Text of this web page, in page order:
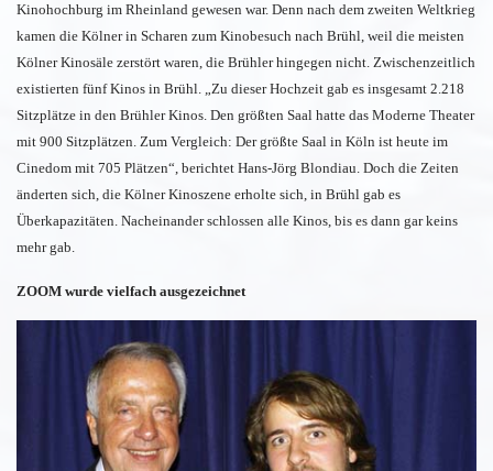
Kinohochburg im Rheinland gewesen war. Denn nach dem zweiten Weltkrieg
kamen die Kölner in Scharen zum Kinobesuch nach Brühl, weil die meisten
Kölner Kinosäle zerstört waren, die Brühler hingegen nicht. Zwischenzeitlich
existierten fünf Kinos in Brühl. „Zu dieser Hochzeit gab es insgesamt 2.218
Sitzplätze in den Brühler Kinos. Den größten Saal hatte das Moderne Theater
mit 900 Sitzplätzen. Zum Vergleich: Der größte Saal in Köln ist heute im
Cinedom mit 705 Plätzen“, berichtet Hans-Jörg Blondiau. Doch die Zeiten
änderten sich, die Kölner Kinoszene erholte sich, in Brühl gab es
Überkapazitäten. Nacheinander schlossen alle Kinos, bis es dann gar keins
mehr gab.
ZOOM wurde vielfach ausgezeichnet